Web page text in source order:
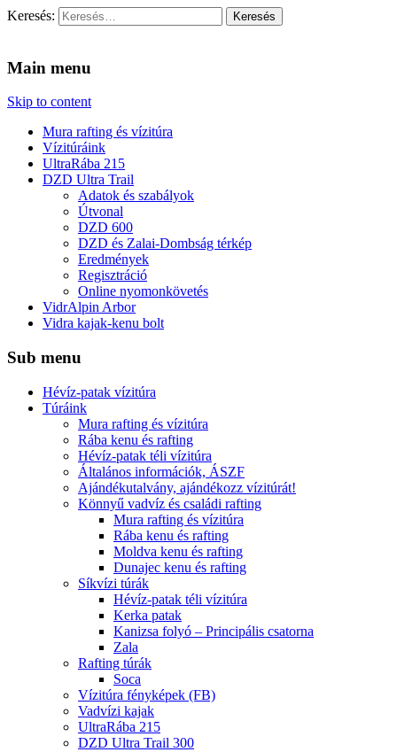
Keresés:
Main menu
Skip to content
Mura rafting és vízitúra
Vízitúráink
UltraRába 215
DZD Ultra Trail
Adatok és szabályok
Útvonal
DZD 600
DZD és Zalai-Dombság térkép
Eredmények
Regisztráció
Online nyomonkövetés
VidrAlpin Arbor
Vidra kajak-kenu bolt
Sub menu
Hévíz-patak vízitúra
Túráink
Mura rafting és vízitúra
Rába kenu és rafting
Hévíz-patak téli vízitúra
Általános információk, ÁSZF
Ajándékutalvány, ajándékozz vízitúrát!
Könnyű vadvíz és családi rafting
Mura rafting és vízitúra
Rába kenu és rafting
Moldva kenu és rafting
Dunajec kenu és rafting
Síkvízi túrák
Hévíz-patak téli vízitúra
Kerka patak
Kanizsa folyó – Principális csatorna
Zala
Rafting túrák
Soca
Vízitúra fényképek (FB)
Vadvízi kajak
UltraRába 215
DZD Ultra Trail 300